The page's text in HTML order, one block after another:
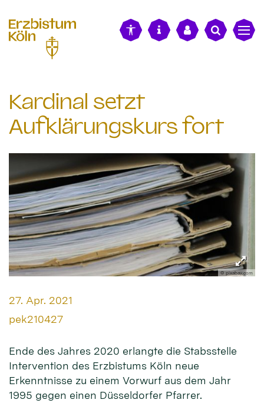
Kardinal setzt
Aufklärungskurs fort
© pixabay.com
Datum:
27. Apr. 2021
Von:
pek210427
Ende des Jahres 2020 erlangte die Stabsstelle
Intervention des Erzbistums Köln neue
Erkenntnisse zu einem Vorwurf aus dem Jahr
1995 gegen einen Düsseldorfer Pfarrer.